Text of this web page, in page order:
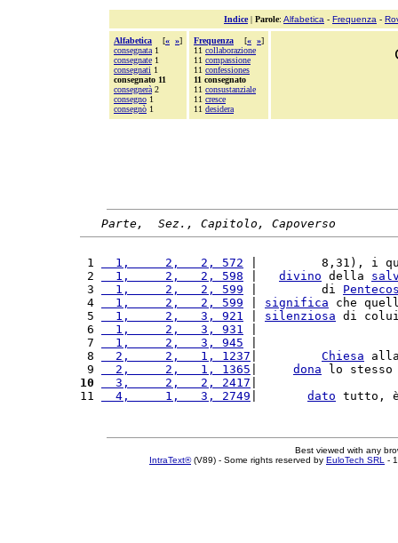
Indice| Parole: Alfabetica - Frequenza -
Alfabetica [« »]
consegnata 1
consegnate 1
consegnati 1
consegnato 11
consegnerà 2
consegno 1
consegnò 1
Frequenza [« »]
11 collaborazione
11 compassione
11 confessiones
11 consegnato
11 consustanziale
11 cresce
11 desidera
Parte,  Sez., Capitolo, Capoverso
1
  1,     2,   2, 572
|         8,31), i
2
  1,     2,   2, 598
divino della
3
  1,     2,   2, 599
|         di
4
  1,     2,   2, 599
significa che
5
  1,     2,   3, 921
silenziosa di
6
  1,     2,   3, 931
7
  1,     2,   3, 945
8
  2,     2,   1, 1237
Chiesa
9
  2,     2,   1, 1365
dona lo
10
  3,     2,   2, 2417
11
  4,     1,   3, 2749
dato tutto,
Best viewed with any
IntraText®(V89) - Some rights reserved by EuloTech SRL -